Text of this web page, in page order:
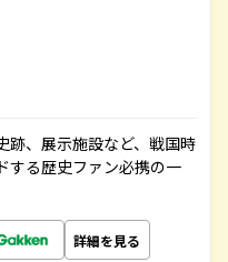
跡、展示施設など、戦国時
する歴史ファン必携の一
詳細を見る